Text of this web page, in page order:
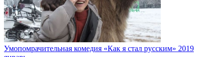
Умопомрачительная комедия «Как я стал русским» 2019